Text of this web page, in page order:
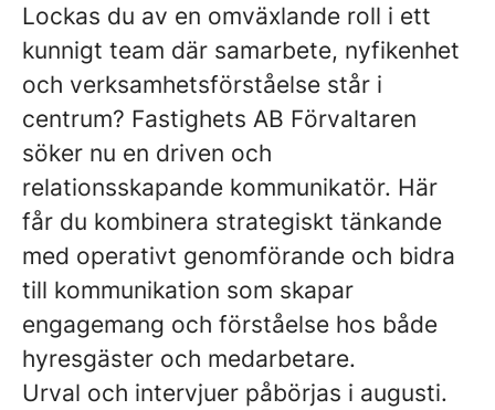
Lockas du av en omväxlande roll i ett
kunnigt team där samarbete, nyfikenhet
och verksamhetsförståelse står i
centrum? Fastighets AB Förvaltaren
söker nu en driven och
relationsskapande kommunikatör. Här
får du kombinera strategiskt tänkande
med operativt genomförande och bidra
till kommunikation som skapar
engagemang och förståelse hos både
hyresgäster och medarbetare.
Urval och intervjuer påbörjas i augusti.